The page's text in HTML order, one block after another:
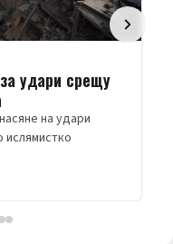
удари срещу
на удари
ислямистко